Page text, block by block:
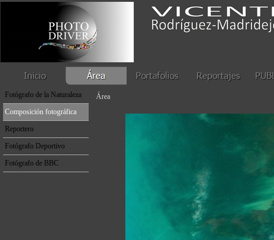
Fotógrafo de la Naturaleza
Composición fotográfica
Reportero
Fotógrafo Deportivo
Fotógrafo de BBC
Fotógrafo de estudio
Área